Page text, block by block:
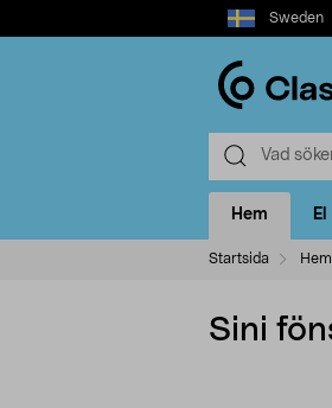
Select
market
Sweden
Hem El
Startsida Hem
Sini